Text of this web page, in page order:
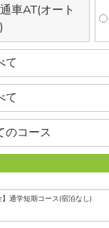
車AT(オート
】通学短期コース(宿泊なし)